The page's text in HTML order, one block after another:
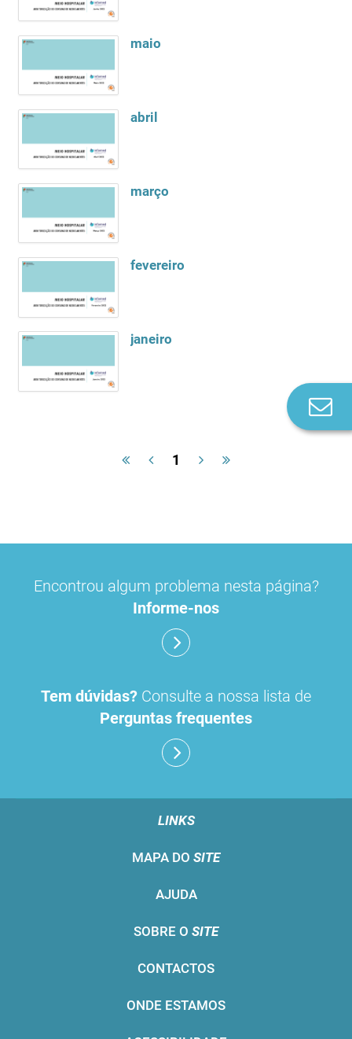
maio
abril
março
fevereiro
janeiro
1
Encontrou algum problema nesta página?
Informe-nos
Tem dúvidas? Consulte a nossa lista de
Perguntas frequentes
LINKS
MAPA DO SITE
AJUDA
SOBRE O SITE
CONTACTOS
ONDE ESTAMOS